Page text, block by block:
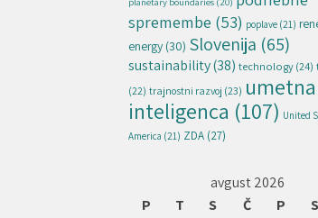
spremembe (53) poplave (21)
energy (30) Slovenija (65)
sustainability(38) technology(24)
(22) trajnostni razvoj (23) umetna
inteligenca (107) United
America (21) ZDA (27)
avgust 2026
P
T S Č P S